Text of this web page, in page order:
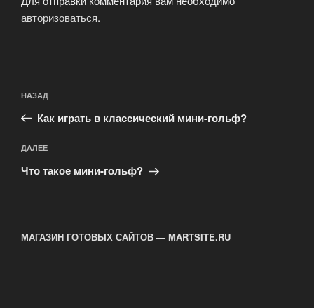
авторизоваться.
по
записям
Предыдущая
запись:
НАЗАД
Как играть в классический мини-гольф?
Следующая
запись
ДАЛЕЕ
Что такое мини-гольф?
МАГАЗИН ГОТОВЫХ САЙТОВ — MARTSITE.RU